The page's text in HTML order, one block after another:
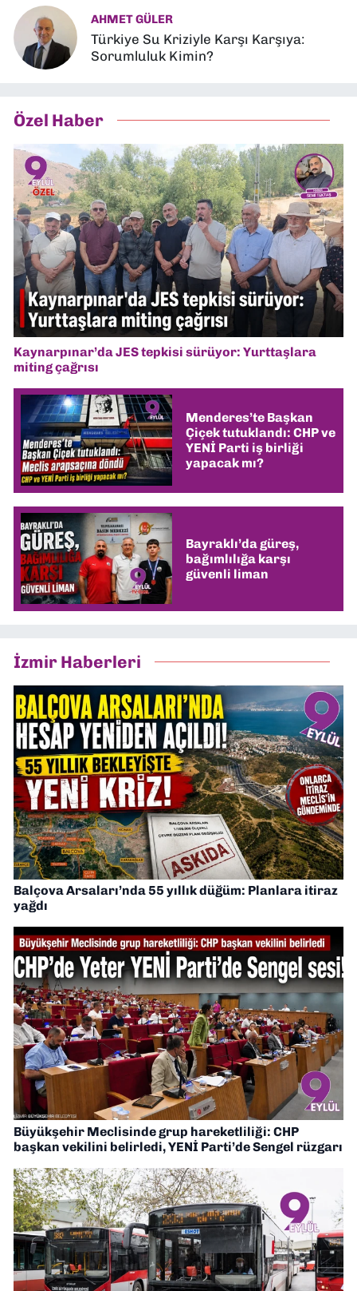
AHMET GÜLER
Türkiye Su Kriziyle Karşı Karşıya:
Sorumluluk Kimin?
Özel Haber
Kaynarpınar’da JES tepkisi sürüyor: Yurttaşlara
miting çağrısı
Menderes’te Başkan
Çiçek tutuklandı: CHP ve
YENİ Parti iş birliği
yapacak mı?
Bayraklı’da güreş,
bağımlılığa karşı
güvenli liman
İzmir Haberleri
Balçova Arsaları’nda 55 yıllık düğüm: Planlara itiraz
yağdı
Büyükşehir Meclisinde grup hareketliliği: CHP
başkan vekilini belirledi, YENİ Parti’de Sengel rüzgarı